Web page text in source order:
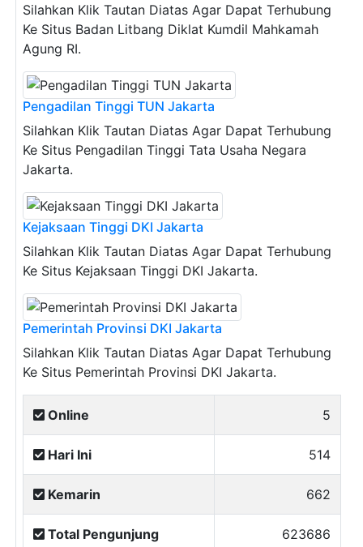
Silahkan Klik Tautan Diatas Agar Dapat Terhubung
Ke Situs Badan Litbang Diklat Kumdil Mahkamah
Agung RI.
Pengadilan Tinggi TUN Jakarta
Silahkan Klik Tautan Diatas Agar Dapat Terhubung
Ke Situs Pengadilan Tinggi Tata Usaha Negara
Jakarta.
Kejaksaan Tinggi DKI Jakarta
Silahkan Klik Tautan Diatas Agar Dapat Terhubung
Ke Situs Kejaksaan Tinggi DKI Jakarta.
Pemerintah Provinsi DKI Jakarta
Silahkan Klik Tautan Diatas Agar Dapat Terhubung
Ke Situs Pemerintah Provinsi DKI Jakarta.
Online 5
Hari Ini 514
Kemarin 662
Total Pengunjung 623686